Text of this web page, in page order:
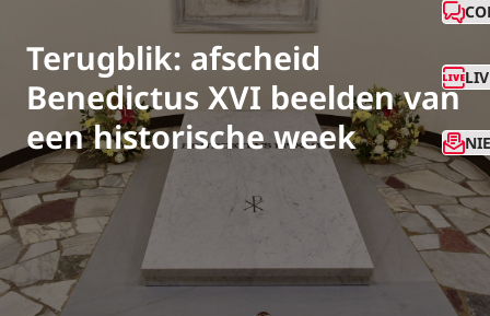
Terugblik: afscheid
Benedictus XVI beelden van
een historische week